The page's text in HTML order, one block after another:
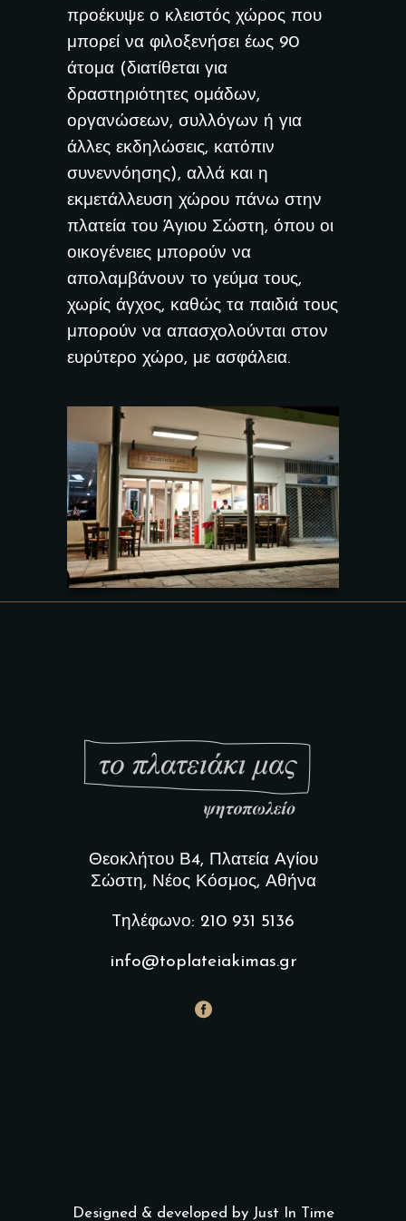
προέκυψε ο κλειστός χώρος που
μπορεί να φιλοξενήσει έως 90
άτομα (διατίθεται για
δραστηριότητες ομάδων,
οργανώσεων, συλλόγων ή για
άλλες εκδηλώσεις, κατόπιν
συνεννόησης), αλλά και η
εκμετάλλευση χώρου πάνω στην
πλατεία του Άγιου Σώστη, όπου οι
οικογένειες μπορούν να
απολαμβάνουν το γεύμα τους,
χωρίς άγχος, καθώς τα παιδιά τους
μπορούν να απασχολούνται στον
ευρύτερο χώρο, με ασφάλεια.
Θεοκλήτου Β4, Πλατεία Αγίου
Σώστη, Νέος Κόσμος, Αθήνα
Tηλέφωνο: 210 931 5136
info@toplateiakimas.gr
Designed & developed by Just In Time